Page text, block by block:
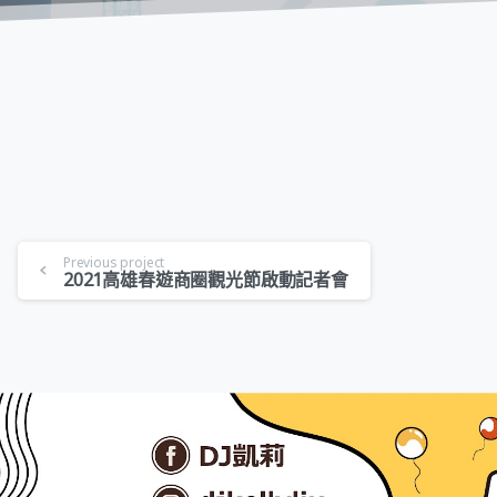
Previous project
2021高雄春遊商圈觀光節啟動記者會